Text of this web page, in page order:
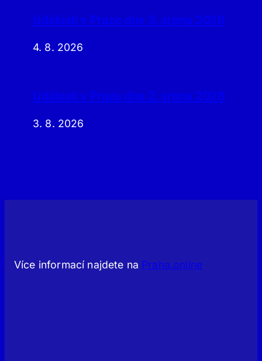
Události v Praze dne 3. srpna 2026
4. 8. 2026
Události v Praze dne 2. srpna 2026
3. 8. 2026
Více informací najdete na Praha.online